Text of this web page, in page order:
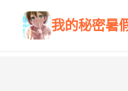
我的秘密暑